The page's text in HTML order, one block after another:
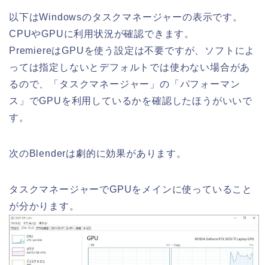
以下はWindowsのタスクマネージャーの表示です。
CPUやGPUに利用状況が確認できます。
PremiereはGPUを使う設定は不要ですが、ソフトによ
っては指定しないとデフォルトでは使わない場合があ
るので、「タスクマネージャー」の「パフォーマン
ス」でGPUを利用しているかを確認したほうがいいで
す。
次のBlenderは劇的に効果があります。
タスクマネージャーでGPUをメインに使っていること
が分かります。